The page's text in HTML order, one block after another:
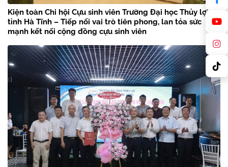
Kiện toàn Chi hội Cựu sinh viên Trường Đại học Thủy lợi
tỉnh Hà Tĩnh – Tiếp nối vai trò tiên phong, lan tỏa sức
mạnh kết nối cộng đồng cựu sinh viên